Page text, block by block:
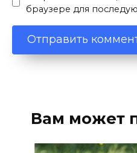
браузере для
Вам может